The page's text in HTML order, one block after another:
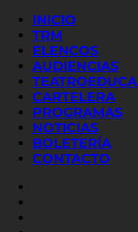
INICIO
TRM
ELENCOS
AUDIENCIAS
TEATROEDUCA
CARTELERA
PROGRAMAS
NOTICIAS
BOLETERÍA
CONTACTO